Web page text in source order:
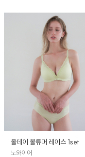
올데이 볼류머 레이스 1set
노와이어